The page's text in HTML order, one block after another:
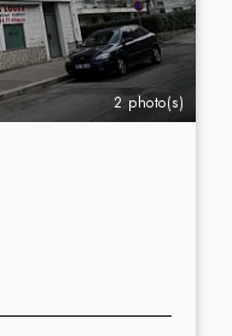
2 photo(s)